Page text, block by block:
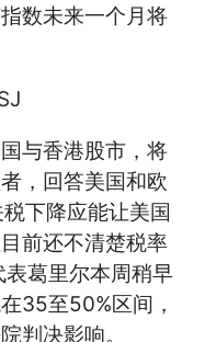
数未来一个月将
与香港股市，将
，回答美国和欧
下降应能让美国
前还不清楚税率
葛里尔本周稍早
35至50%区间，
判决影响。